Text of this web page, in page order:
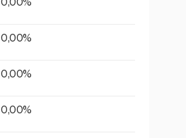
0,00%
0,00%
0,00%